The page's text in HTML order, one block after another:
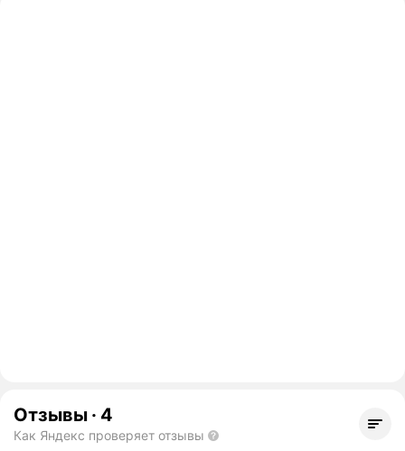
Отзывы · 4
Как Яндекс проверяет отзывы